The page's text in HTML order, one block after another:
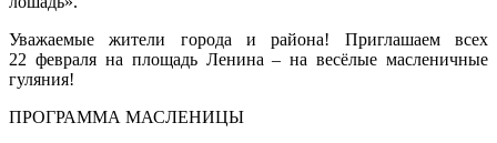
Уважаемые жители города и района! Приглашаем всех
22 февраля на площадь Ленина – на весёлые масленичные
гуляния!
ПРОГРАММА МАСЛЕНИЦЫ